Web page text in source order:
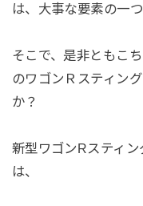
は、大事な要素の一つ
そこで、是非ともこ
のワゴンＲスティン
か？
新型ワゴンRスティ
は、